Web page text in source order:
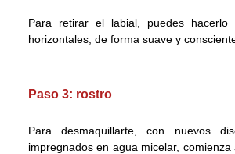
Para retirar el labial, puedes hacerlo
horizontales, de forma suave y
Paso 3: rostro
Para desmaquillarte, con nuevos
impregnados en agua micelar,